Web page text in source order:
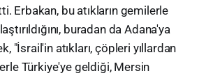
Erbakan, bu atıkların gemilerle
buradan da Adana'ya
"İsrail'in atıkları, çöpleri yıllardan
Türkiye'ye geldiği, Mersin